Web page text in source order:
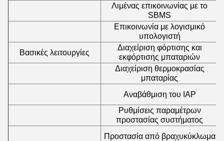
Λιμένας επικοινωνίας με το
SBMS
Επικοινωνία με λογισμικό
υπολογιστή
Βασικές λειτουργίες
Διαχείριση φόρτισης και
εκφόρτισης μπαταριών
Διαχείριση θερμοκρασίας
μπαταρίας
Αναβάθμιση του IAP
Ρυθμίσεις παραμέτρων
προστασίας συστήματος
Προστασία από βραχυκύκλωμα